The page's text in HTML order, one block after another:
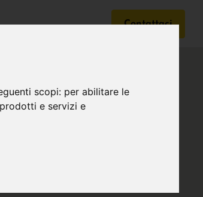
scopi: per abilitare le
e servizi e
Contattaci